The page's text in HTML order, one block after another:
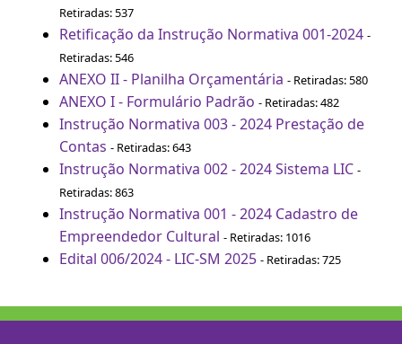
Retiradas: 537
Retificação da Instrução Normativa 001-2024 -
Retiradas: 546
ANEXO II - Planilha Orçamentária - Retiradas: 580
ANEXO I - Formulário Padrão - Retiradas: 482
Instrução Normativa 003 - 2024 Prestação de
Contas - Retiradas: 643
Instrução Normativa 002 - 2024 Sistema LIC -
Retiradas: 863
Instrução Normativa 001 - 2024 Cadastro de
Empreendedor Cultural - Retiradas: 1016
Edital 006/2024 - LIC-SM 2025 - Retiradas: 725